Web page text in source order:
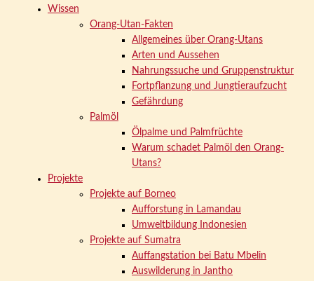
Wissen
Orang-Utan-Fakten
Allgemeines über Orang-Utans
Arten und Aussehen
Nahrungssuche und Gruppenstruktur
Fortpflanzung und Jungtieraufzucht
Gefährdung
Palmöl
Ölpalme und Palmfrüchte
Warum schadet Palmöl den Orang-
Utans?
Projekte
Projekte auf Borneo
Aufforstung in Lamandau
Umweltbildung Indonesien
Projekte auf Sumatra
Auffangstation bei Batu Mbelin
Auswilderung in Jantho